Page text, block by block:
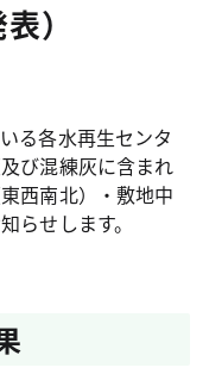
）
る各水再生センタ
び混練灰に含まれ
西南北）・敷地中
らせします。